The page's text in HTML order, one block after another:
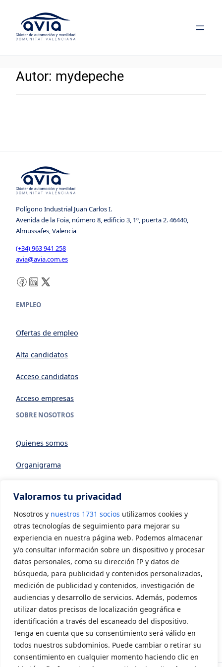
Valoramos tu privacidad
Nosotros y nuestros 1731 socios utilizamos cookies y
otras tecnologías de seguimiento para mejorar su
experiencia en nuestra página web. Podemos almacenar
y/o consultar información sobre un dispositivo y procesar
datos personales, como su dirección IP y datos de
búsqueda, para publicidad y contenidos personalizados,
medición de publicidad y contenidos, investigación de
audiencias y desarrollo de servicios. Además, podemos
utilizar datos precisos de localización geográfica e
identificación a través del escaneado del dispositivo.
Tenga en cuenta que su consentimiento será válido en
todos nuestros subdominios. Puede cambiar o retirar su
consentimiento en cualquier momento haciendo clic en
contenido
Autor: mydepeche
Polígono Industrial Juan Carlos I.
Avenida de la Foia, número 8, edificio 3, 1º, puerta 2. 46440,
Almussafes, Valencia
(+34) 963 941 258
avia@avia.com.es
Facebook LinkedIn X
EMPLEO
Ofertas de empleo
Alta candidatos
Acceso candidatos
Acceso empresas
SOBRE NOSOTROS
Quienes somos
Organigrama
Asociarse a AVIA
CONTACTO
Contacto
LEGAL
Aviso Legal
Política de privacidad
Política de cookies